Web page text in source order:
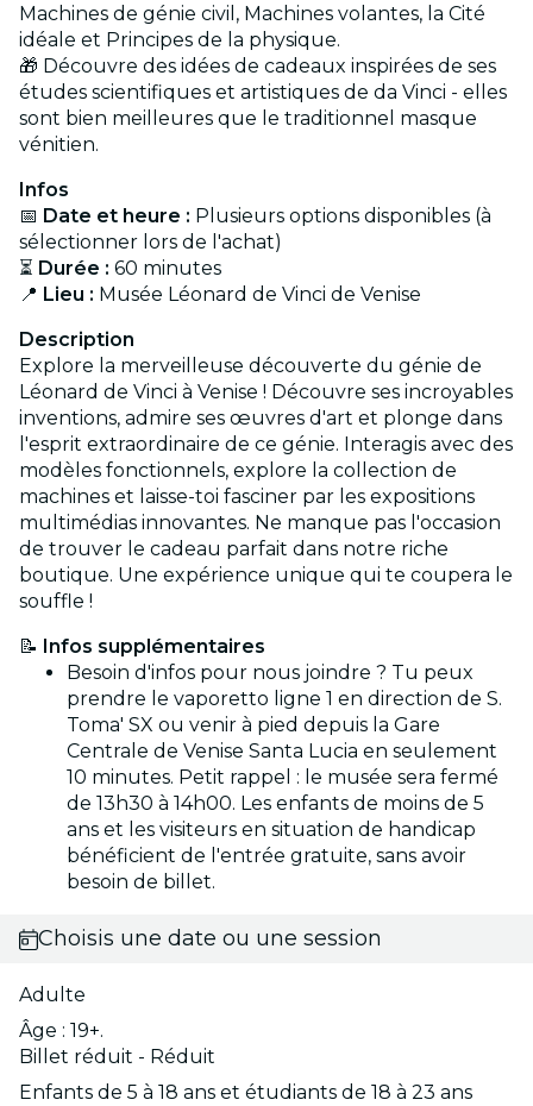
Machines de génie civil, Machines volantes, la Cité
idéale et Principes de la physique.
🎁 Découvre des idées de cadeaux inspirées de ses
études scientifiques et artistiques de da Vinci - elles
sont bien meilleures que le traditionnel masque
vénitien.
Infos
📅 Date et heure : Plusieurs options disponibles (à
sélectionner lors de l'achat)
⏳ Durée : 60 minutes
📍 Lieu : Musée Léonard de Vinci de Venise
Description
Explore la merveilleuse découverte du génie de
Léonard de Vinci à Venise ! Découvre ses incroyables
inventions, admire ses œuvres d'art et plonge dans
l'esprit extraordinaire de ce génie. Interagis avec des
modèles fonctionnels, explore la collection de
machines et laisse-toi fasciner par les expositions
multimédias innovantes. Ne manque pas l'occasion
de trouver le cadeau parfait dans notre riche
boutique. Une expérience unique qui te coupera le
souffle !
📝
Infos supplémentaires
Besoin d'infos pour nous joindre ? Tu peux
prendre le vaporetto ligne 1 en direction de S.
Toma' SX ou venir à pied depuis la Gare
Centrale de Venise Santa Lucia en seulement
10 minutes. Petit rappel : le musée sera fermé
de 13h30 à 14h00. Les enfants de moins de 5
ans et les visiteurs en situation de handicap
bénéficient de l'entrée gratuite, sans avoir
besoin de billet.
Choisis une date ou une session
Adulte
Âge : 19+.
Billet réduit - Réduit
Enfants de 5 à 18 ans et étudiants de 18 à 23 ans